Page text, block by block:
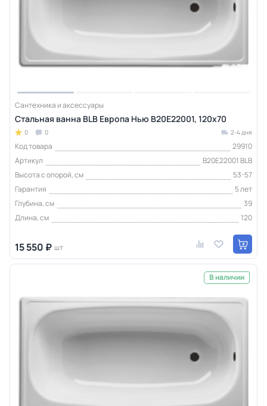
Сантехника и аксессуары
Стальная ванна BLB Европа Нью B20E22001, 120х70
0 0 2-4 дня
Код товара
29910
Артикул
B20E22001 BLB
Высота с опорой, см
53-57
Гарантия
5 лет
Глубина, см
39
Длина, см
120
15 550 ₽ шт
В наличии